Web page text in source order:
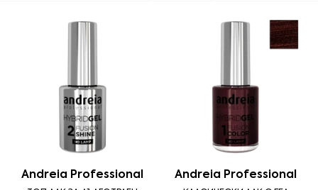
Andreia Professional Andreia Professional